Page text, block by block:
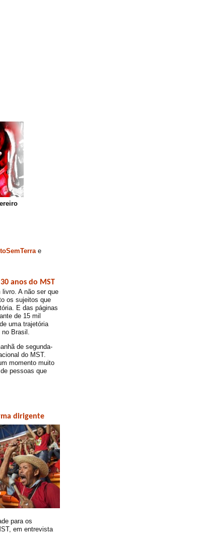
e
anos do MST
A não ser que
os sujeitos que
E das páginas
de 15 mil
uma trajetória
Brasil.
de segunda-
do MST.
momento muito
pessoas que
dirigente
para os
em entrevista